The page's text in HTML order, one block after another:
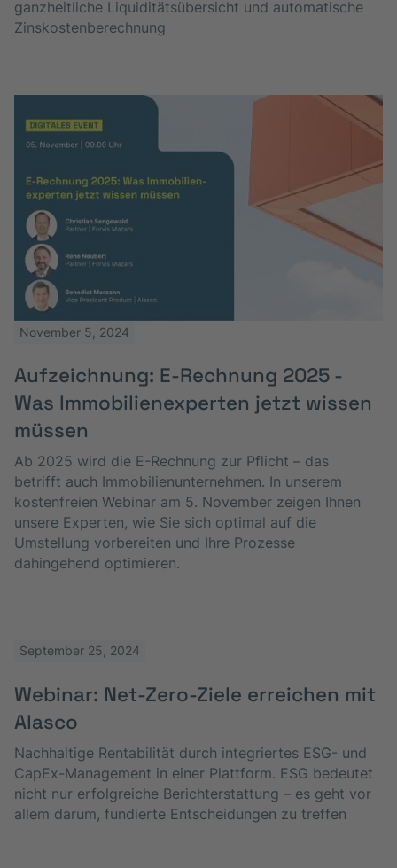
ganzheitliche Liquiditätsübersicht und automatische
Zinskostenberechnung
November 5, 2024
Aufzeichnung: E-Rechnung 2025 -
Was Immobilien­experten jetzt wissen
müssen
Ab 2025 wird die E-Rechnung zur Pflicht – das
betrifft auch Immobilienunternehmen. In unserem
kostenfreien Webinar am 5. November zeigen Ihnen
unsere Experten, wie Sie sich optimal auf die
Umstellung vorbereiten und Ihre Prozesse
dahingehend optimieren.
September 25, 2024
Webinar: Net-Zero-Ziele erreichen mit
Alasco
Nachhaltige Rentabilität durch integriertes ESG- und
CapEx-Management in einer Plattform. ESG bedeutet
nicht nur erfolgreiche Berichterstattung – es geht vor
allem darum, fundierte Entscheidungen zu treffen